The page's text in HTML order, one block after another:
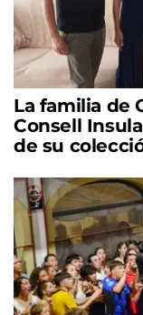
La familia de
Consell
de su